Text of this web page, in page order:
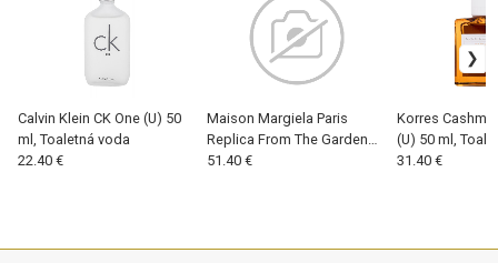
Calvin Klein CK One (U) 50
ml, Toaletná voda
22.40 €
Maison Margiela Paris
Replica From The Garden
(U) 30ml, Toaletná voda
51.40 €
Korres
(U) 50 ml,
31.40 €